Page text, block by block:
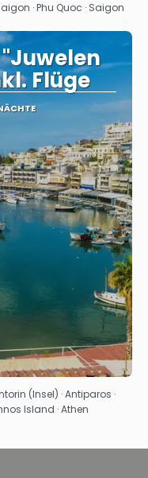
· Phu Quoc · Saigon
Flüge
(Insel) · Antiparos ·
Island · Athen